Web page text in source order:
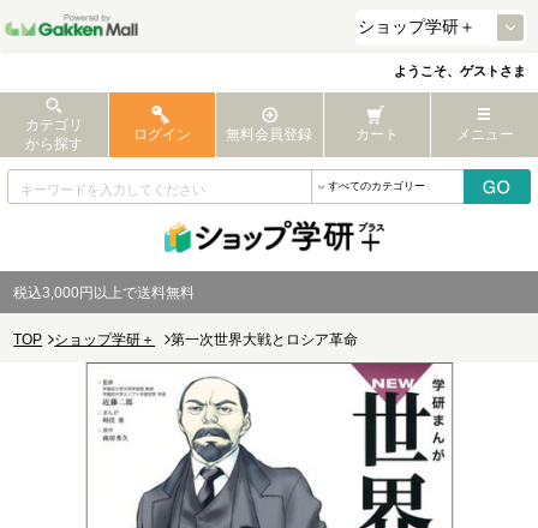
ようこそ、ゲストさま
カテゴリ
から探す
ログイン 無料会員登録 カート メニュー
税込3,000円以上で送料無料
TOP ショップ学研＋ 第一次世界大戦とロシア革命